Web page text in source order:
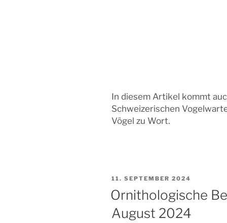
In diesem Artikel kommt
Schweizerischen
Vögel zu Wort.
VERÖFFENTLICHT
AM
11. SEPTEMBER 2024
Ornithologische
August 2024